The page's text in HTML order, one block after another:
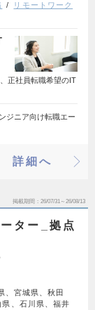
リモートワーク
正社員転職希望のIT
ジニア向け転職エー
詳細へ
掲載期間 26/07/31～26/08/13
ター_拠点
、宮城県、秋田
、石川県、福井